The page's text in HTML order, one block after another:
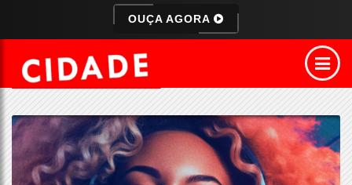
OUÇA AGORA